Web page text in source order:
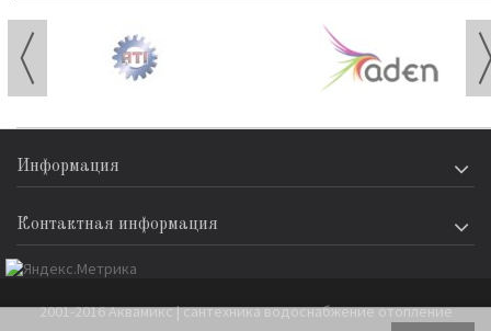
Информация
Контактная информация
2001-2016 Аквамикс | сантехника водоснабжение отопление